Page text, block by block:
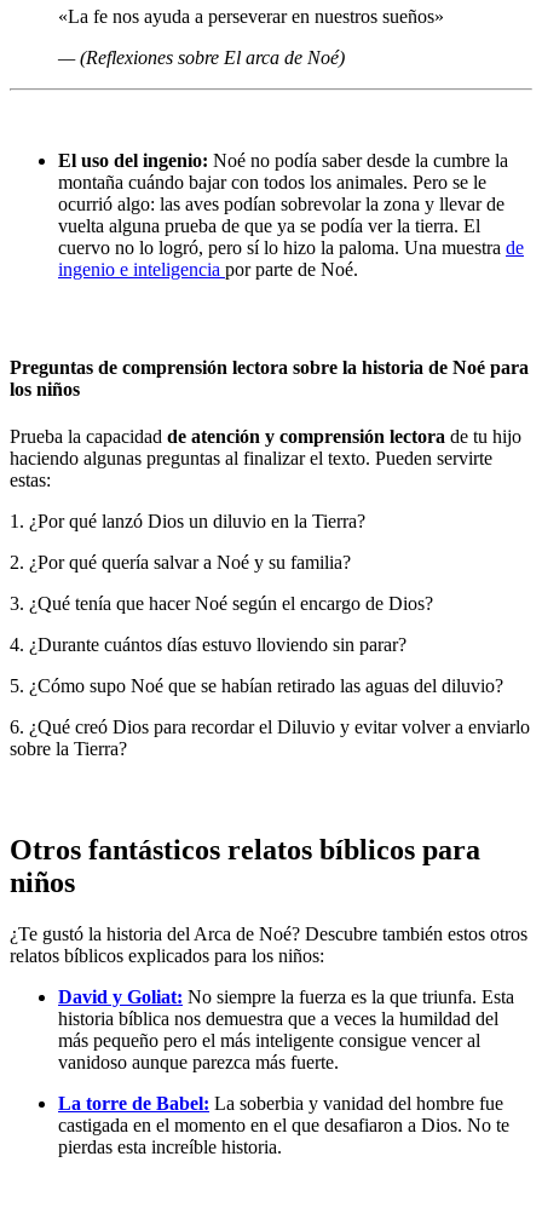
«La fe nos ayuda a perseverar en nuestros sueños»
— (Reflexiones sobre El arca de Noé)
El uso del ingenio: Noé no podía saber desde la cumbre la
montaña cuándo bajar con todos los animales. Pero se le
ocurrió algo: las aves podían sobrevolar la zona y llevar de
vuelta alguna prueba de que ya se podía ver la tierra. El
cuervo no lo logró, pero sí lo hizo la paloma. Una muestra de
ingenio e inteligencia por parte de Noé.
Preguntas de comprensión lectora sobre la historia de Noé para
los niños
Prueba la capacidad de atención y comprensión lectora de tu hijo
haciendo algunas preguntas al finalizar el texto. Pueden servirte
estas:
1. ¿Por qué lanzó Dios un diluvio en la Tierra?
2. ¿Por qué quería salvar a Noé y su familia?
3. ¿Qué tenía que hacer Noé según el encargo de Dios?
4. ¿Durante cuántos días estuvo lloviendo sin parar?
5. ¿Cómo supo Noé que se habían retirado las aguas del diluvio?
6. ¿Qué creó Dios para recordar el Diluvio y evitar volver a enviarlo
sobre la Tierra?
Otros fantásticos relatos bíblicos para
niños
¿Te gustó la historia del Arca de Noé? Descubre también estos otros
relatos bíblicos explicados para los niños:
David y Goliat: No siempre la fuerza es la que triunfa. Esta
historia bíblica nos demuestra que a veces la humildad del
más pequeño pero el más inteligente consigue vencer al
vanidoso aunque parezca más fuerte.
La torre de Babel: La soberbia y vanidad del hombre fue
castigada en el momento en el que desafiaron a Dios. No te
pierdas esta increíble historia.